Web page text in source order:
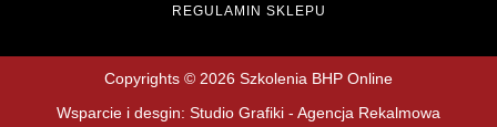
REGULAMIN SKLEPU
Copyrights © 2026 Szkolenia BHP Online
Wsparcie i desgin: Studio Grafiki - Agencja Rekalmowa